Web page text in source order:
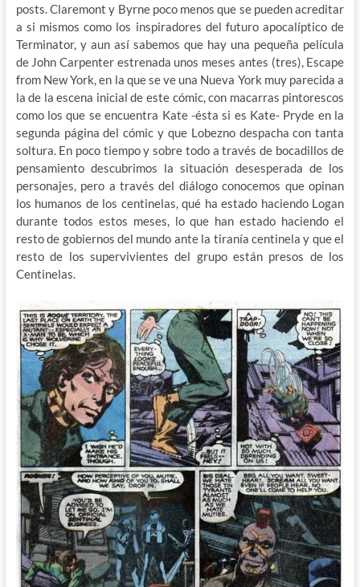
posts. Claremont y Byrne poco menos que se pueden acreditar
a si mismos como los inspiradores del futuro apocalíptico de
Terminator, y aun así sabemos que hay una pequeña película
de John Carpenter estrenada unos meses antes (tres), Escape
from New York, en la que se ve una Nueva York muy parecida a
la de la escena inicial de este cómic, con macarras pintorescos
como los que se encuentra Kate -ésta si es Kate- Pryde en la
segunda página del cómic y que Lobezno despacha con tanta
soltura. En poco tiempo y sobre todo a través de bocadillos de
pensamiento descubrimos la situación desesperada de los
personajes, pero a través del diálogo conocemos que opinan
los humanos de los centinelas, qué ha estado haciendo Logan
durante todos estos meses, lo que han estado haciendo el
resto de gobiernos del mundo ante la tiranía centinela y que el
resto de los supervivientes del grupo están presos de los
Centinelas.